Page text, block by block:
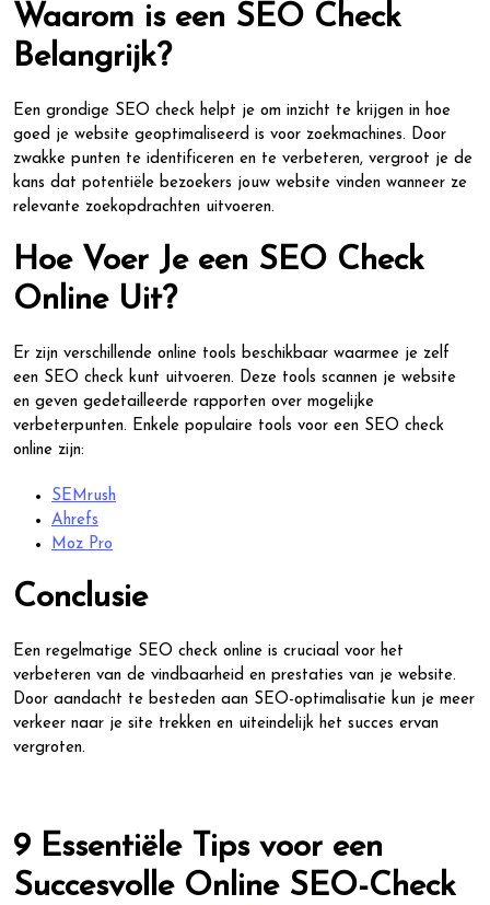
Waarom is een SEO Check
Belangrijk?
Een grondige SEO check helpt je om inzicht te krijgen in hoe
goed je website geoptimaliseerd is voor zoekmachines. Door
zwakke punten te identificeren en te verbeteren, vergroot je de
kans dat potentiële bezoekers jouw website vinden wanneer ze
relevante zoekopdrachten uitvoeren.
Hoe Voer Je een SEO Check
Online Uit?
Er zijn verschillende online tools beschikbaar waarmee je zelf
een SEO check kunt uitvoeren. Deze tools scannen je website
en geven gedetailleerde rapporten over mogelijke
verbeterpunten. Enkele populaire tools voor een SEO check
online zijn:
SEMrush
Ahrefs
Moz Pro
Conclusie
Een regelmatige SEO check online is cruciaal voor het
verbeteren van de vindbaarheid en prestaties van je website.
Door aandacht te besteden aan SEO-optimalisatie kun je meer
verkeer naar je site trekken en uiteindelijk het succes ervan
vergroten.
9 Essentiële Tips voor een
Succesvolle Online SEO-Check